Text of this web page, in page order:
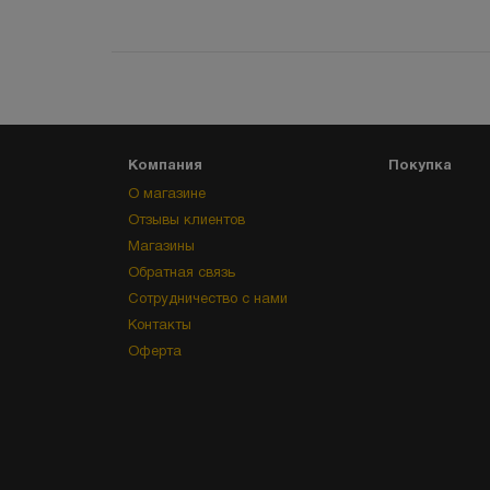
Компания
О магазине
Отзывы клиентов
Магазины
Обратная связь
Сотрудничество с нами
Контакты
Оферта
Покупка